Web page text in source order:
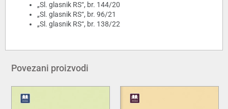
„Sl. glasnik RS“, br. 144/20
„Sl. glasnik RS“, br. 96/21
„Sl. glasnik RS“, br. 138/22
Povezani proizvodi